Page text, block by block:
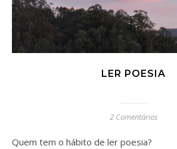
LER POESIA
2 Comentários
Quem tem o hábito de ler poesia?